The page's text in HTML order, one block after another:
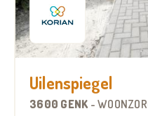
Uilenspiegel
3600 GENK -